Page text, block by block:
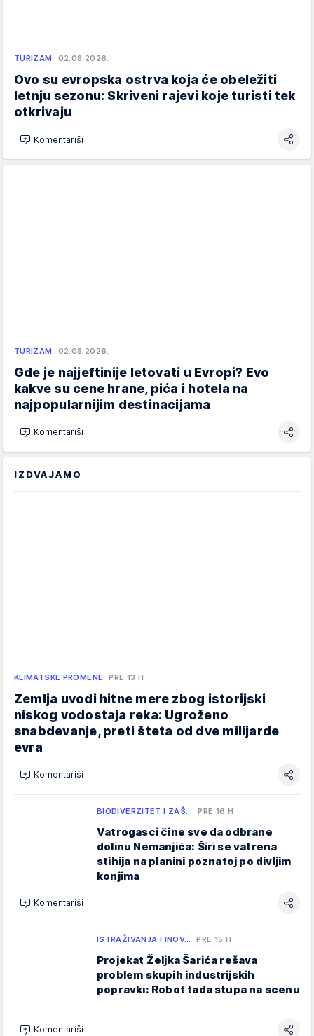
TURIZAM 02.08.2026.
Ovo su evropska ostrva koja će obeležiti
letnju sezonu: Skriveni rajevi koje turisti tek
otkrivaju
Komentariši
TURIZAM 02.08.2026.
Gde je najjeftinije letovati u Evropi? Evo
kakve su cene hrane, pića i hotela na
najpopularnijim destinacijama
Komentariši
IZDVAJAMO
KLIMATSKE PROMENE PRE 13 H
Zemlja uvodi hitne mere zbog istorijski
niskog vodostaja reka: Ugroženo
snabdevanje, preti šteta od dve milijarde
evra
Komentariši
BIODIVERZITET I ZAŠ… PRE 16 H
Vatrogasci čine sve da odbrane
dolinu Nemanjića: Širi se vatrena
stihija na planini poznatoj po divljim
konjima
Komentariši
ISTRAŽIVANJA I INOV… PRE 15 H
Projekat Željka Šarića rešava
problem skupih industrijskih
popravki: Robot tada stupa na scenu
Komentariši